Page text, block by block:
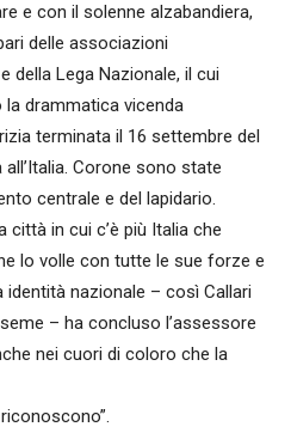
e con il solenne alzabandiera,
delle associazioni
della Lega Nazionale, il cui
drammatica vicenda
terminata il 16 settembre del
Corone sono state
centrale e del lapidario.
città in cui c’è più Italia che
lo volle con tutte le sue forze e
nazionale – così Callari
– ha concluso l’assessore
nei cuori di coloro che la